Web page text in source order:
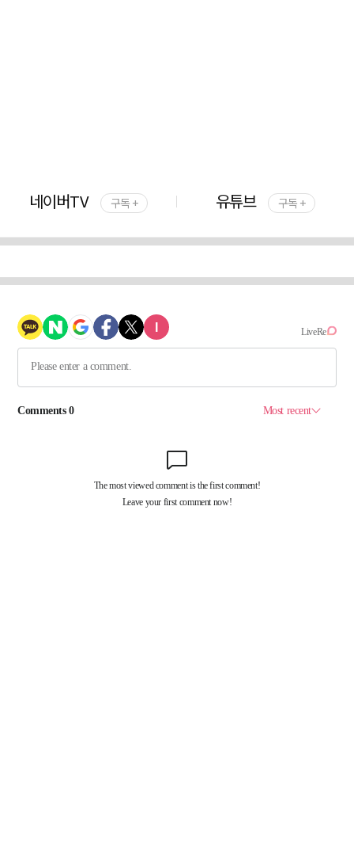
네이버TV 구독 + 유튜브 구독 +